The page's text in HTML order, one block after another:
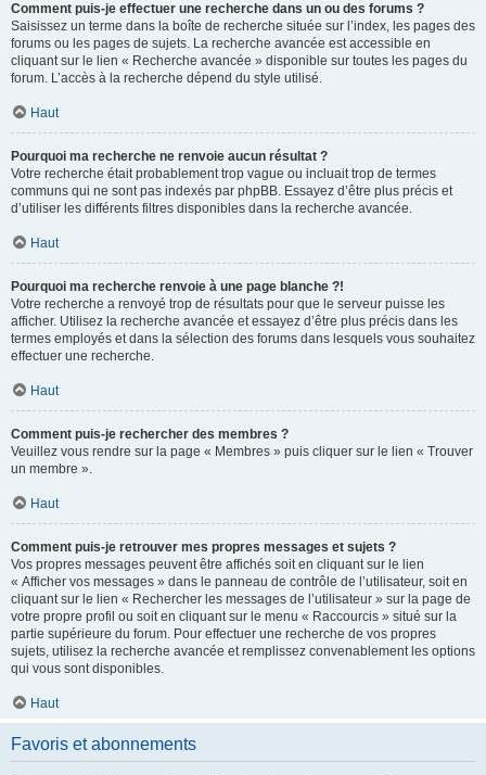
Comment puis-je effectuer une recherche dans un ou des forums ?
Saisissez un terme dans la boîte de recherche située sur l’index, les pages des
forums ou les pages de sujets. La recherche avancée est accessible en
cliquant sur le lien « Recherche avancée » disponible sur toutes les pages du
forum. L’accès à la recherche dépend du style utilisé.
Haut
Pourquoi ma recherche ne renvoie aucun résultat ?
Votre recherche était probablement trop vague ou incluait trop de termes
communs qui ne sont pas indexés par phpBB. Essayez d’être plus précis et
d’utiliser les différents filtres disponibles dans la recherche avancée.
Haut
Pourquoi ma recherche renvoie à une page blanche ?!
Votre recherche a renvoyé trop de résultats pour que le serveur puisse les
afficher. Utilisez la recherche avancée et essayez d’être plus précis dans les
termes employés et dans la sélection des forums dans lesquels vous souhaitez
effectuer une recherche.
Haut
Comment puis-je rechercher des membres ?
Veuillez vous rendre sur la page « Membres » puis cliquer sur le lien « Trouver
un membre ».
Haut
Comment puis-je retrouver mes propres messages et sujets ?
Vos propres messages peuvent être affichés soit en cliquant sur le lien
« Afficher vos messages » dans le panneau de contrôle de l’utilisateur, soit en
cliquant sur le lien « Rechercher les messages de l’utilisateur » sur la page de
votre propre profil ou soit en cliquant sur le menu « Raccourcis » situé sur la
partie supérieure du forum. Pour effectuer une recherche de vos propres
sujets, utilisez la recherche avancée et remplissez convenablement les options
qui vous sont disponibles.
Haut
Favoris et abonnements